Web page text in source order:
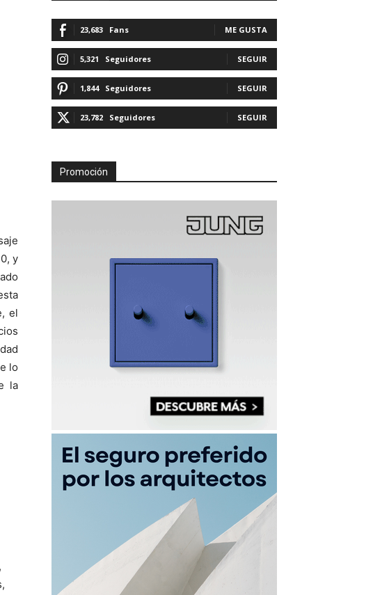
y
el
lo
la
23,683 Fans ME GUSTA
5,321 Seguidores SEGUIR
1,844 Seguidores SEGUIR
23,782 Seguidores SEGUIR
Promoción